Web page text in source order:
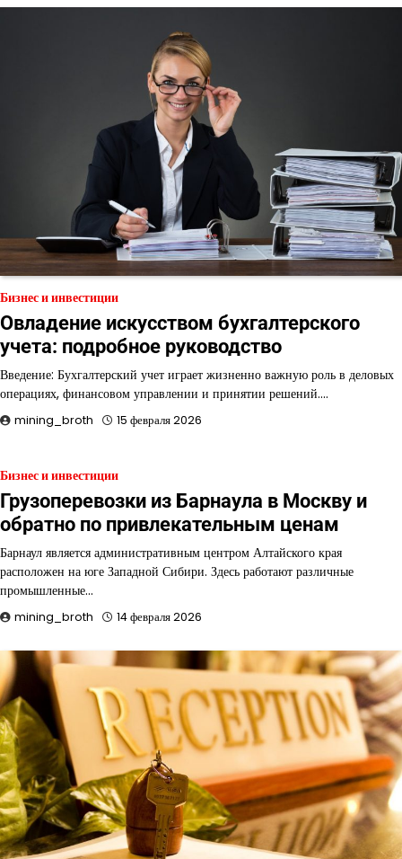
Бизнес и инвестиции
Овладение искусством бухгалтерского
учета: подробное руководство
Введение: Бухгалтерский учет играет жизненно важную роль в деловых
операциях, финансовом управлении и принятии решений.…
mining_broth 15 февраля 2026
Бизнес и инвестиции
Грузоперевозки из Барнаула в Москву и
обратно по привлекательным ценам
Барнаул является административным центром Алтайского края
расположен на юге Западной Сибири. Здесь работают различные
промышленные…
mining_broth 14 февраля 2026